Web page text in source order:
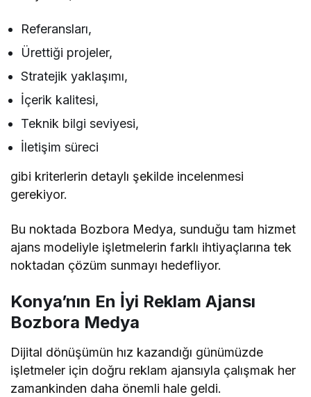
Referansları,
Ürettiği projeler,
Stratejik yaklaşımı,
İçerik kalitesi,
Teknik bilgi seviyesi,
İletişim süreci
gibi kriterlerin detaylı şekilde incelenmesi
gerekiyor.
Bu noktada Bozbora Medya, sunduğu tam hizmet
ajans modeliyle işletmelerin farklı ihtiyaçlarına tek
noktadan çözüm sunmayı hedefliyor.
Konya’nın En İyi Reklam Ajansı
Bozbora Medya
Dijital dönüşümün hız kazandığı günümüzde
işletmeler için doğru reklam ajansıyla çalışmak her
zamankinden daha önemli hale geldi.